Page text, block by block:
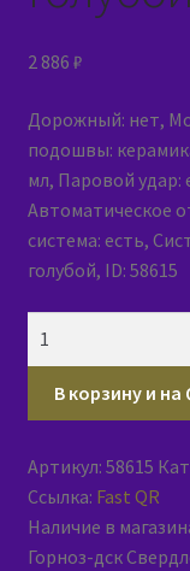
2 886 ₽
Дорожный: нет,
подошвы:
мл, Паровой удар:
Автоматическое
система: есть,
голубой, ID: 58615
Утюг
Atlanta
5544
голубой
В корзину и на
Артикул: 58615
Ссылка: Fast QR
Наличие в
Горноз-дск